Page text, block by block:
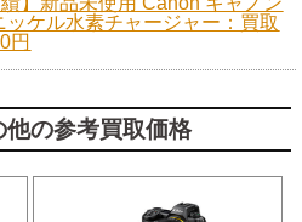
ッケル水素チャージャー：買取
円
他の参考買取価格